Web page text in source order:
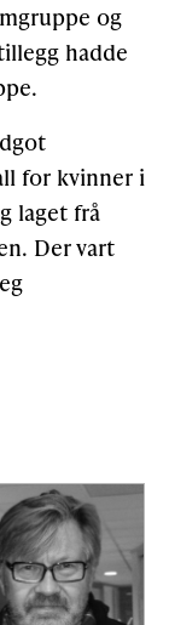
og
hadde
for kvinner i
laget frå
Der vart